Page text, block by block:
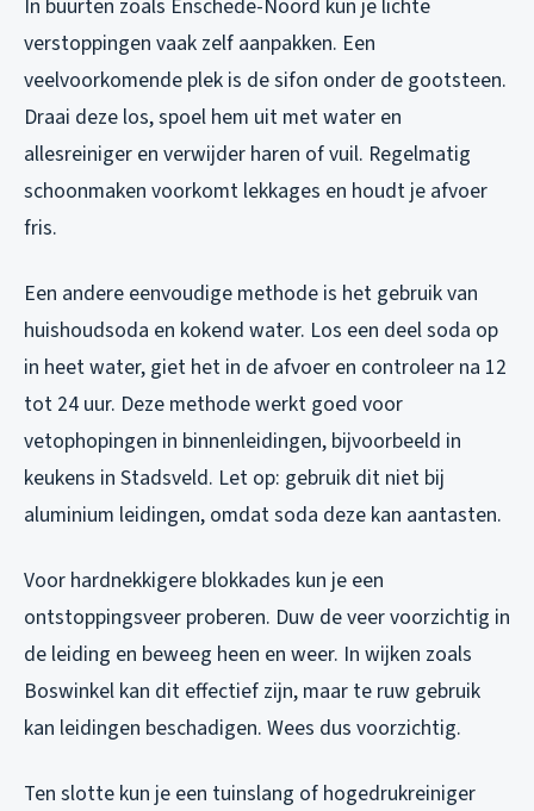
In buurten zoals Enschede-Noord kun je lichte
verstoppingen vaak zelf aanpakken. Een
veelvoorkomende plek is de sifon onder de gootsteen.
Draai deze los, spoel hem uit met water en
allesreiniger en verwijder haren of vuil. Regelmatig
schoonmaken voorkomt lekkages en houdt je afvoer
fris.
Een andere eenvoudige methode is het gebruik van
huishoudsoda en kokend water. Los een deel soda op
in heet water, giet het in de afvoer en controleer na 12
tot 24 uur. Deze methode werkt goed voor
vetophopingen in binnenleidingen, bijvoorbeeld in
keukens in Stadsveld. Let op: gebruik dit niet bij
aluminium leidingen, omdat soda deze kan aantasten.
Voor hardnekkigere blokkades kun je een
ontstoppingsveer proberen. Duw de veer voorzichtig in
de leiding en beweeg heen en weer. In wijken zoals
Boswinkel kan dit effectief zijn, maar te ruw gebruik
kan leidingen beschadigen. Wees dus voorzichtig.
Ten slotte kun je een tuinslang of hogedrukreiniger